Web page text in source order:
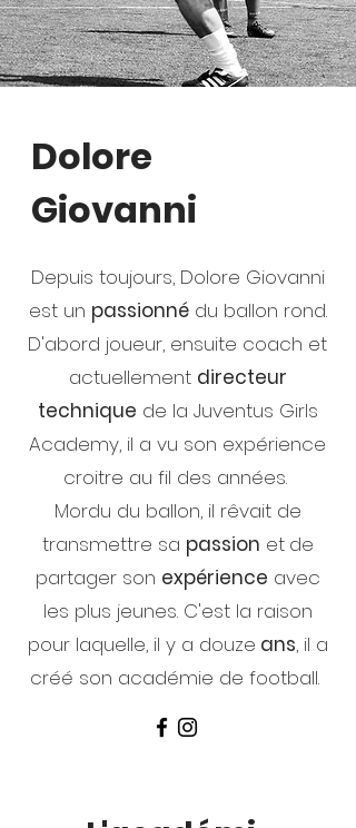
Dolore
Giovanni
Depuis toujours, Dolore Giovanni
est un passionnédu ballon rond.
D'abord joueur, ensuite coach et
actuellement directeur
technique de la Juventus Girls
Academy, il a vu son expérience
croitre au fil des années.
Mordu du ballon, il rêvait de
transmettre sa passion et de
partager son expérience avec
les plus jeunes. C'est la raison
pour laquelle, il y a douze ans, il a
créé son académie de football.